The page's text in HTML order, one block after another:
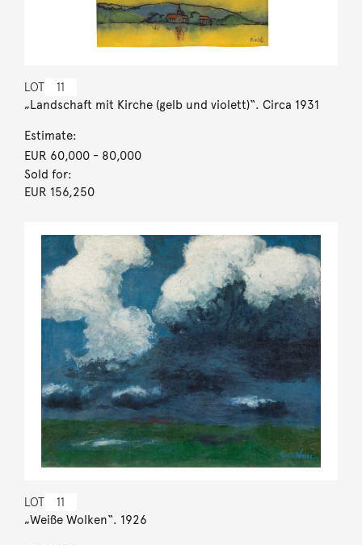
LOT 11
„Landschaft mit Kirche (gelb und violett)“. Circa 1931
Estimate:
EUR 60,000- 80,000
Sold for:
EUR 156,250
LOT 11
„Weiße Wolken“. 1926